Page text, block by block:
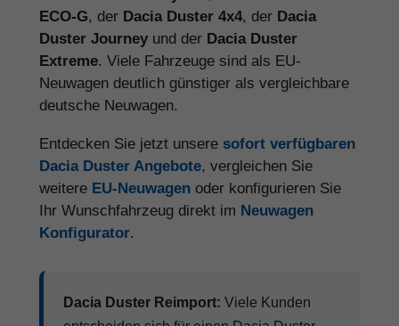
ECO-G, der Dacia Duster 4x4, der Dacia
Duster Journey und der Dacia Duster
Extreme. Viele Fahrzeuge sind als EU-
Neuwagen deutlich günstiger als vergleichbare
deutsche Neuwagen.
Entdecken Sie jetzt unsere sofort verfügbaren
Dacia Duster Angebote, vergleichen Sie
weitere EU-Neuwagen oder konfigurieren Sie
Ihr Wunschfahrzeug direkt im Neuwagen
Konfigurator.
Dacia Duster Reimport: Viele Kunden